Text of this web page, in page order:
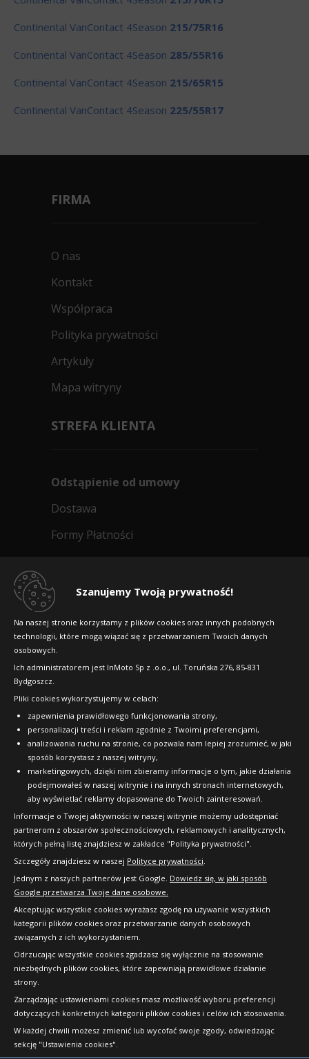
Szanujemy Twoją prywatność!
Na naszej stronie korzystamy z plików cookies oraz innych podobnych
technologii, które mogą wiązać się z przetwarzaniem Twoich danych
osobowych.
Ich administratorem jest InMoto Sp z .o.o., ul. Toruńska 276, 85-831
Bydgoszcz.
Pliki cookies wykorzystujemy w celach:
zapewnienia prawidłowego funkcjonowania strony,
personalizacji treści i reklam zgodnie z Twoimi preferencjami,
analizowania ruchu na stronie, co pozwala nam lepiej zrozumieć, w jaki
sposób korzystasz z naszej witryny,
marketingowych, dzięki nim zbieramy informacje o tym, jakie działania
podejmowałeś w naszej witrynie i na innych stronach internetowych,
aby wyświetlać reklamy dopasowane do Twoich zainteresowań.
Informacje o Twojej aktywności w naszej witrynie możemy udostępniać
partnerom z obszarów społecznościowych, reklamowych i analitycznych,
których pełną listę znajdziesz w zakładce "Polityka prywatności".
Szczegóły znajdziesz w naszej Polityce prywatności.
Jednym z naszych partnerów jest Google. Dowiedz się, w jaki sposób
Google przetwarza Twoje dane osobowe.
Akceptując wszystkie cookies wyrażasz zgodę na używanie wszystkich
kategorii plików cookies oraz przetwarzanie danych osobowych
związanych z ich wykorzystaniem.
Odrzucając wszystkie cookies zgadzasz się wyłącznie na stosowanie
niezbędnych plików cookies, które zapewniają prawidłowe działanie
strony.
Zarządzając ustawieniami cookies masz możliwość wyboru preferencji
dotyczących konkretnych kategorii plików cookies i celów ich stosowania.
W każdej chwili możesz zmienić lub wycofać swoje zgody, odwiedzając
sekcję "Ustawienia cookies".
Continental VanContact 4Season 215/75R16
Continental VanContact 4Season 285/55R16
Continental VanContact 4Season 215/65R15
Continental VanContact 4Season 225/55R17
FIRMA
O nas
Kontakt
Współpraca
Polityka prywatności
Artykuły
Mapa witryny
STREFA KLIENTA
Odstąpienie od umowy
Dostawa
Formy Płatności
Dlaczego warto kupić w 24opony.pl
Raty
FAQ
OFICJALNY PARTNER
Copyright © 2010-2026 24opony.pl. Wszelkie
prawa zastrzeżone.